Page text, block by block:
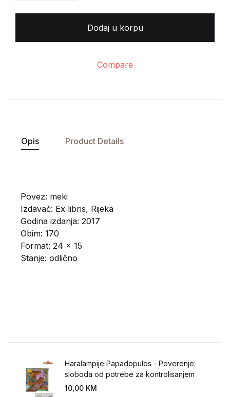
Dodaj u korpu
Compare
Opis Product Details
Povez: meki
Izdavač: Ex libris, Rijeka
Godina izdanja: 2017
Obim: 170
Format: 24 x 15
Stanje: odlično
Haralampije Papadopulos - Poverenje:
sloboda od potrebe za kontrolisanjem
sveta
10,00 KM